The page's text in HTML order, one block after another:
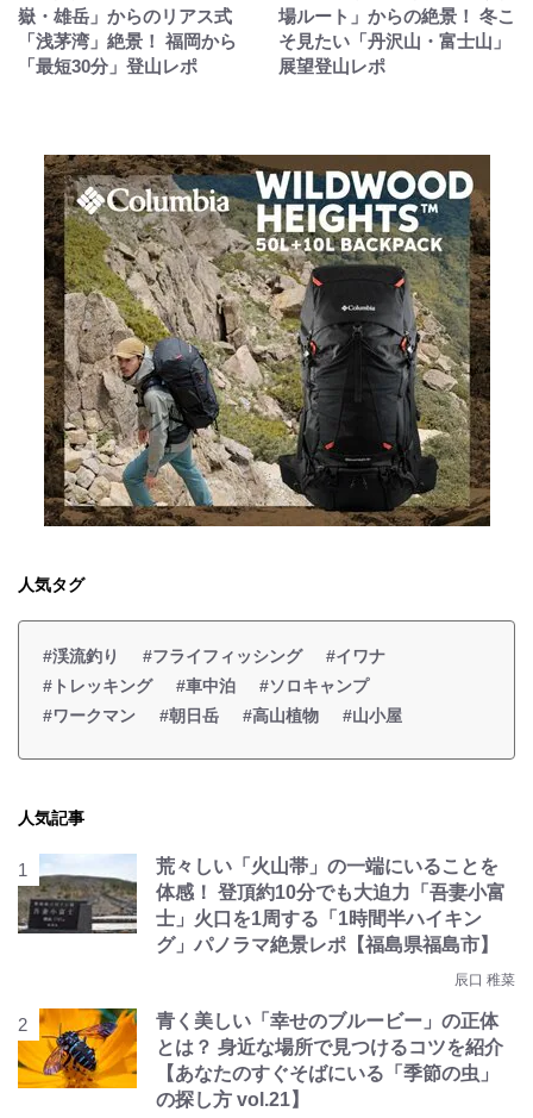
嶽・雄岳」からのリアス式
「浅茅湾」絶景！ 福岡から
「最短30分」登山レポ
場ルート」からの絶景！ 冬こ
そ見たい「丹沢山・富士山」
展望登山レポ
人気タグ
#渓流釣り #フライフィッシング
#イワナ
#トレッキング
#車中泊
#ソロキャンプ
#ワークマン
#朝日岳 #高山植物 #山小屋
人気記事
荒々しい「火山帯」の一端にいることを
体感！ 登頂約10分でも大迫力「吾妻小富
士」火口を1周する「1時間半ハイキン
グ」パノラマ絶景レポ【福島県福島市】
辰口 稚菜
青く美しい「幸せのブルービー」の正体
とは？ 身近な場所で見つけるコツを紹介
【あなたのすぐそばにいる「季節の虫」
の探し方 vol.21】